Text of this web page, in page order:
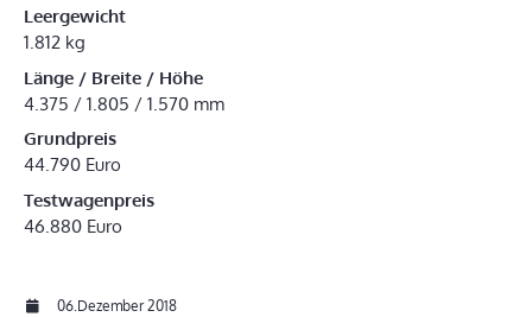
Leergewicht
1.812 kg
Länge / Breite / Höhe
4.375 / 1.805 / 1.570 mm
Grundpreis
44.790 Euro
Testwagenpreis
46.880 Euro
06.Dezember 2018